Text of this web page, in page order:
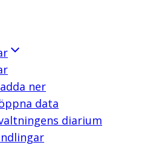
ner
data
diarium